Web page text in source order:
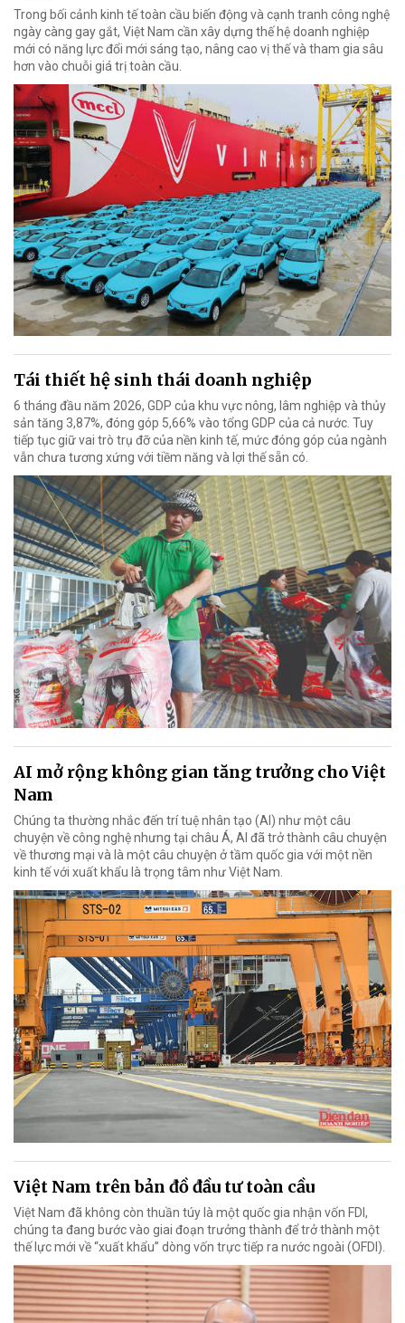
Trong bối cảnh kinh tế toàn cầu biến động và cạnh tranh công nghệ
ngày càng gay gắt, Việt Nam cần xây dựng thế hệ doanh nghiệp
mới có năng lực đổi mới sáng tạo, nâng cao vị thế và tham gia sâu
hơn vào chuỗi giá trị toàn cầu.
Tái thiết hệ sinh thái doanh nghiệp
6 tháng đầu năm 2026, GDP của khu vực nông, lâm nghiệp và thủy
sản tăng 3,87%, đóng góp 5,66% vào tổng GDP của cả nước. Tuy
tiếp tục giữ vai trò trụ đỡ của nền kinh tế, mức đóng góp của ngành
vẫn chưa tương xứng với tiềm năng và lợi thế sẵn có.
AI mở rộng không gian tăng trưởng cho Việt
Nam
Chúng ta thường nhắc đến trí tuệ nhân tạo (AI) như một câu
chuyện về công nghệ nhưng tại châu Á, AI đã trở thành câu chuyện
về thương mại và là một câu chuyện ở tầm quốc gia với một nền
kinh tế với xuất khẩu là trọng tâm như Việt Nam.
Việt Nam trên bản đồ đầu tư toàn cầu
Việt Nam đã không còn thuần túy là một quốc gia nhận vốn FDI,
chúng ta đang bước vào giai đoạn trưởng thành để trở thành một
thế lực mới về “xuất khẩu” dòng vốn trực tiếp ra nước ngoài (OFDI).